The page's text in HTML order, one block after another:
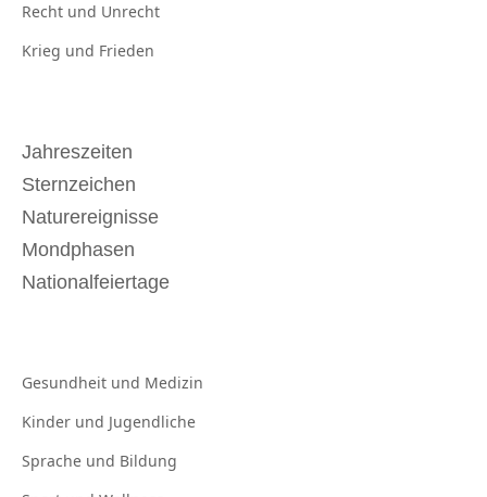
Recht und Unrecht
Krieg und Frieden
Jahreszeiten
Sternzeichen
Naturereignisse
Mondphasen
Nationalfeiertage
Gesundheit und Medizin
Kinder und Jugendliche
Sprache und Bildung